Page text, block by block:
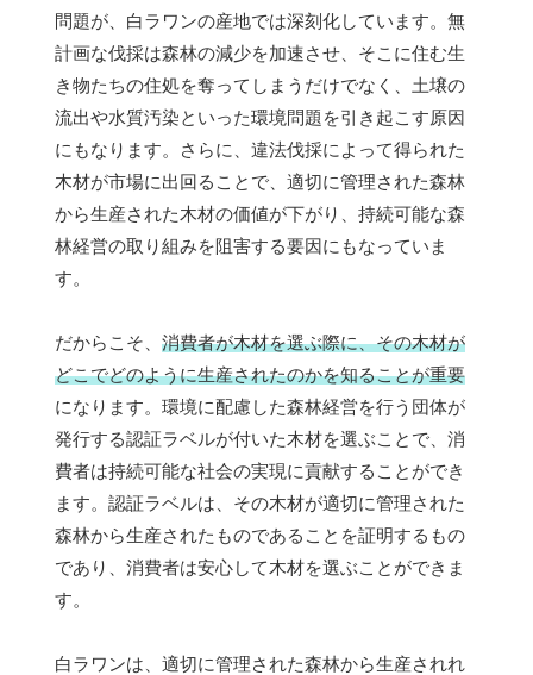
問題が、白ラワンの産地では深刻化しています。無
計画な伐採は森林の減少を加速させ、そこに住む生
き物たちの住処を奪ってしまうだけでなく、土壌の
流出や水質汚染といった環境問題を引き起こす原因
にもなります。さらに、違法伐採によって得られた
木材が市場に出回ることで、適切に管理された森林
から生産された木材の価値が下がり、持続可能な森
林経営の取り組みを阻害する要因にもなっていま
す。
だからこそ、 消費者が木材を選ぶ際に、その木材が
どこでどのように生産されたのかを知ることが重要
になります。環境に配慮した森林経営を行う団体が
発行する認証ラベルが付いた木材を選ぶことで、消
費者は持続可能な社会の実現に貢献することができ
ます。認証ラベルは、その木材が適切に管理された
森林から生産されたものであることを証明するもの
であり、消費者は安心して木材を選ぶことができま
す。
白ラワンは、適切に管理された森林から生産されれ